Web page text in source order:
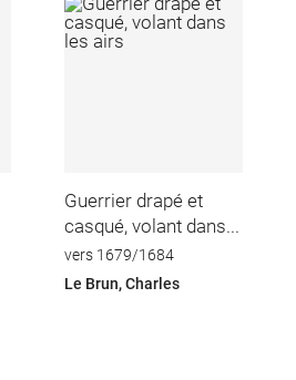
Guerrier drapé et
casqué, volant dans...
vers 1679/1684
Le Brun, Charles